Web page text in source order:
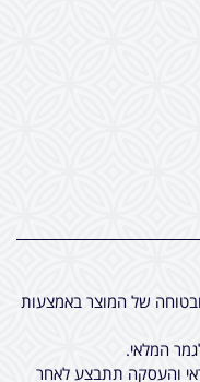
של המוצר באמצעות
המלאי.
והעסקה תתבצע לאחר